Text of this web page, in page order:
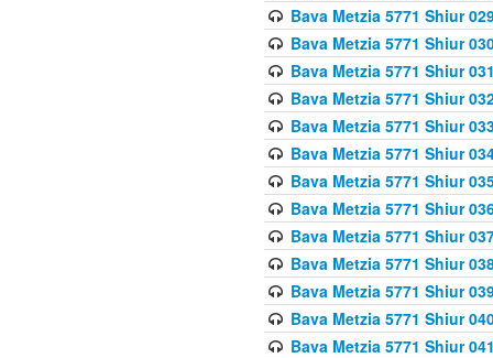
Bava Metzia 5771 Shiur
Bava Metzia 5771 Shiur
Bava Metzia 5771 Shiur
Bava Metzia 5771 Shiur
Bava Metzia 5771 Shiur
Bava Metzia 5771 Shiur
Bava Metzia 5771 Shiur
Bava Metzia 5771 Shiur
Bava Metzia 5771 Shiur
Bava Metzia 5771 Shiur
Bava Metzia 5771 Shiur
Bava Metzia 5771 Shiur
Bava Metzia 5771 Shiur